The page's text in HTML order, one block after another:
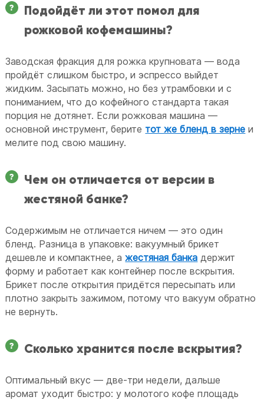
Подойдёт ли этот помол для
рожковой кофемашины?
Заводская фракция для рожка крупновата — вода
пройдёт слишком быстро, и эспрессо выйдет
жидким. Засыпать можно, но без утрамбовки и с
пониманием, что до кофейного стандарта такая
порция не дотянет. Если рожковая машина —
основной инструмент, берите тот же бленд в зерне и
мелите под свою машину.
Чем он отличается от версии в
жестяной банке?
Содержимым не отличается ничем — это один
бленд. Разница в упаковке: вакуумный брикет
дешевле и компактнее, ажестяная банка держит
форму и работает как контейнер после вскрытия.
Брикет после открытия придётся пересыпать или
плотно закрыть зажимом, потому что вакуум обратно
не вернуть.
Сколько хранится после вскрытия?
Оптимальный вкус — две-три недели, дальше
аромат уходит быстро: у молотого кофе площадь